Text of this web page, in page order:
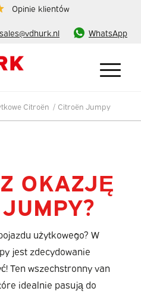
Opinie klientów
sales@vdhurk.nl WhatsApp
Citroën / Citroën Jumpy
OKAZJĘ
użytkowego? W
jest zdecydowanie
Ten wszechstronny van
idealnie pasują do